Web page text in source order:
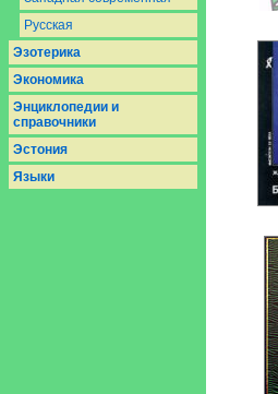
Русская
Эзотерика
Экономика
Энциклопедии и
справочники
Эстония
Языки